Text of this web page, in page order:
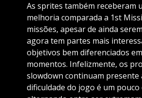
As sprites também receberam
melhoria comparada a 1st
missões, apesar de ainda
agora tem partes mais
objetivos bem diferenciados
momentos. Infelizmente, os
slowdown continuam presente
dificuldade do jogo é um